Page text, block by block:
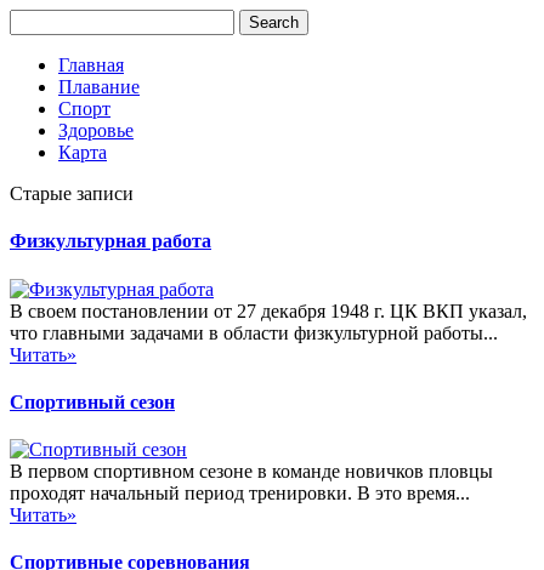
Главная
Плавание
Спорт
Здоровье
Карта
Старые записи
Физкультурная работа
В своем постановлении от 27 декабря 1948 г. ЦК ВКП указал,
что главными задачами в области физкультурной работы...
Читать»
Спортивный сезон
В первом спортивном сезоне в команде новичков пловцы
проходят начальный период тренировки. В это время...
Читать»
Спортивные соревнования